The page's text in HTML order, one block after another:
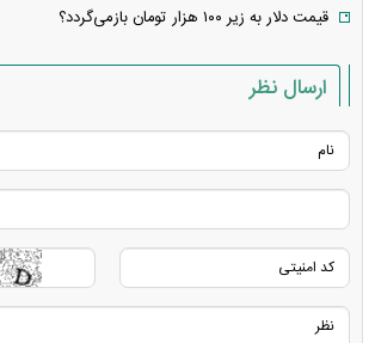
قیمت دلار به زیر ۱۰۰ هزار تومان بازمی‌گردد؟
ارسال نظر